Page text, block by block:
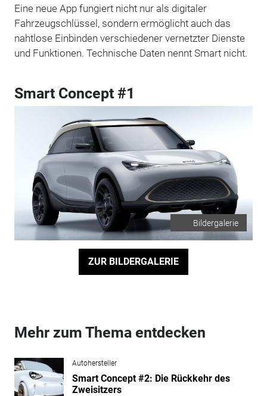
Eine neue App fungiert nicht nur als digitaler
Fahrzeugschlüssel, sondern ermöglicht auch das
nahtlose Einbinden verschiedener vernetzter Dienste
und Funktionen. Technische Daten nennt Smart nicht.
Smart Concept #1
Bildergalerie
ZUR BILDERGALERIE
Mehr zum Thema entdecken
Autohersteller
Smart Concept #2: Die Rückkehr des
Zweisitzers